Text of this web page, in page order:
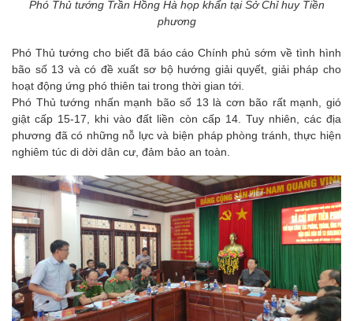
Phó Thủ tướng Trần Hồng Hà họp khẩn tại Sở Chỉ huy Tiền
phương
Phó Thủ tướng cho biết đã báo cáo Chính phủ sớm về tình hình
bão số 13 và có đề xuất sơ bộ hướng giải quyết, giải pháp cho
hoạt động ứng phó thiên tai trong thời gian tới.
Phó Thủ tướng nhấn mạnh bão số 13 là cơn bão rất mạnh, gió
giật cấp 15-17, khi vào đất liền còn cấp 14. Tuy nhiên, các địa
phương đã có những nỗ lực và biện pháp phòng tránh, thực hiện
nghiêm túc di dời dân cư, đảm bảo an toàn.